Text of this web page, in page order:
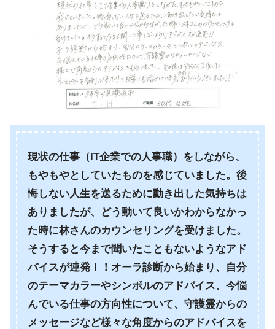
現状の仕事（IT企業での人事職）をしながら、
もやもやとしていたものを感じていました。後
悔しない人生を送るために動き出した気持ちは
ありましたが、どう動いて良いかわからなかっ
た時に林さんのカウンセリングを受けました。
そうすると今まで聞いたこともないようなアド
バイスが連発！！オーラ診断から始まり、自分
のテーマカラーやシンボルのアドバイス、今悩
んでいる仕事の方向性について、守護霊からの
メッセージなど様々な角度からのアドバイスを